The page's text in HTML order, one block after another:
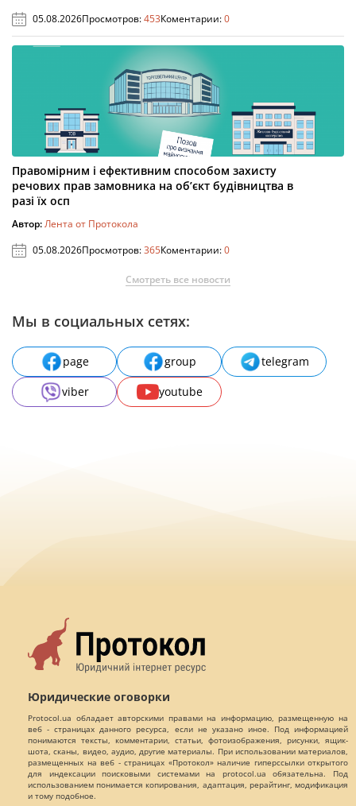
05.08.2026Просмотров:453Коментарии:0
Правомірним і ефективним способом захисту
речових прав замовника на об’єкт будівництва в
разі їх осп
Автор:Лента от Протокола
05.08.2026Просмотров:365Коментарии:0
Смотреть все новости
Мы в социальных сетях:
page group
telegram
viber
youtube
Юридические оговорки
Protocol.ua обладает авторскими правами на информацию, размещенную на
веб - страницах данного ресурса, если не указано иное. Под информацией
понимаются тексты, комментарии, статьи, фотоизображения, рисунки, ящик-
шота, сканы, видео, аудио, другие материалы. При использовании материалов,
размещенных на веб - страницах «Протокол» наличие гиперссылки открытого
для индексации поисковыми системами на protocol.ua обязательна. Под
использованием понимается копирования, адаптация, рерайтинг, модификация
и тому подобное.